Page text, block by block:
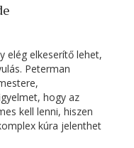
elég elkeserítő lehet,
Peterman
hogy az
kell lenni, hiszen
kúra jelenthet